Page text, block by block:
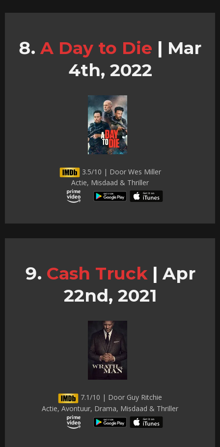
A Day to Die | Mar
4th, 2022
3.5/10 | Door Wes Miller
Actie, Misdaad & Thriller
Cash Truck | Apr
22nd, 2021
7.1/10 | Door Guy Ritchie
Actie, Avontuur, Drama, Misdaad & Thriller